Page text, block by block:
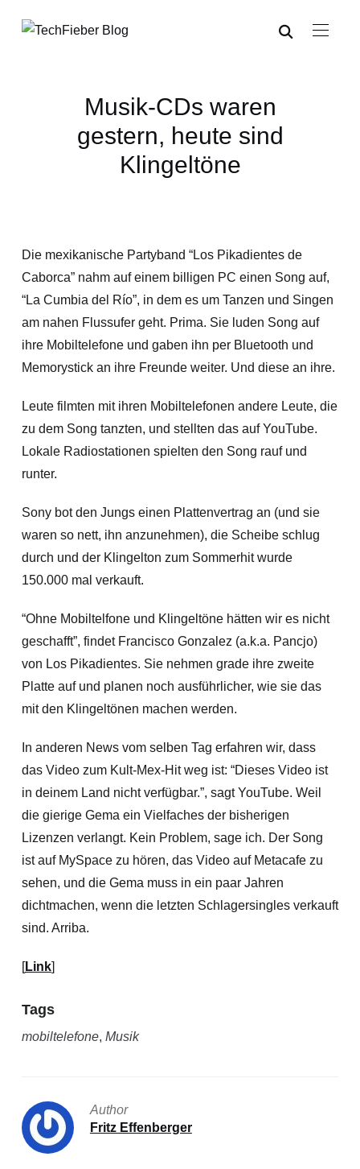
Musik-CDs waren
gestern, heute sind
Klingeltöne
Die mexikanische Partyband “Los Pikadientes de
Caborca” nahm auf einem billigen PC einen Song auf,
“La Cumbia del Río”, in dem es um Tanzen und Singen
am nahen Flussufer geht. Prima. Sie luden Song auf
ihre Mobiltelefone und gaben ihn per Bluetooth und
Memorystick an ihre Freunde weiter. Und diese an ihre.
Leute filmten mit ihren Mobiltelefonen andere Leute, die
zu dem Song tanzten, und stellten das auf YouTube.
Lokale Radiostationen spielten den Song rauf und
runter.
Sony bot den Jungs einen Plattenvertrag an (und sie
waren so nett, ihn anzunehmen), die Scheibe schlug
durch und der Klingelton zum Sommerhit wurde
150.000 mal verkauft.
“Ohne Mobiltelfone und Klingeltöne hätten wir es nicht
geschafft”, findet Francisco Gonzalez (a.k.a. Pancjo)
von Los Pikadientes. Sie nehmen grade ihre zweite
Platte auf und planen noch ausführlicher, wie sie das
mit den Klingeltönen machen werden.
In anderen News vom selben Tag erfahren wir, dass
das Video zum Kult-Mex-Hit weg ist: “Dieses Video ist
in deinem Land nicht verfügbar.”, sagt YouTube. Weil
die gierige Gema ein Vielfaches der bisherigen
Lizenzen verlangt. Kein Problem, sage ich. Der Song
ist auf MySpace zu hören, das Video auf Metacafe zu
sehen, und die Gema muss in ein paar Jahren
dichtmachen, wenn die letzten Schlagersingles verkauft
sind. Arriba.
[Link]
Tags
mobiltelefone, Musik
Author
Fritz Effenberger